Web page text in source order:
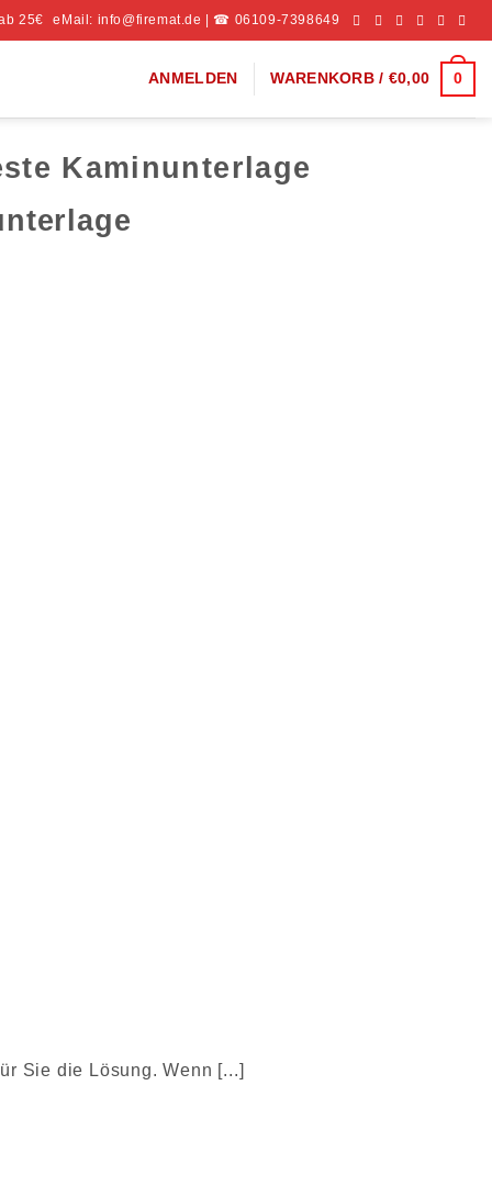
25€ eMail: info@firemat.de | ☎ 06109-7398649
ANMELDEN WARENKORB / €0,00 0
Kaminunterlage
Sie die Lösung. Wenn [...]